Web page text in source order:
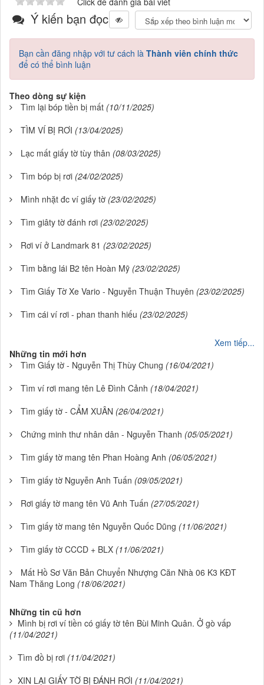
Ý kiến bạn đọc
Bạn cần đăng nhập với tư cách là Thành viên chính thức
để có thể bình luận
Theo dòng sự kiện
Tìm lại bóp tiền bị mất (10/11/2025)
TÌM VÍ BỊ RƠI (13/04/2025)
Lạc mất giấy tờ tùy thân (08/03/2025)
Tìm bóp bị rơi (24/02/2025)
Mình nhặt đc ví giấy tờ (23/02/2025)
Tìm giâty tờ đánh rơi (23/02/2025)
Rơi ví ở Landmark 81 (23/02/2025)
Tìm bằng lái B2 tên Hoàn Mỹ (23/02/2025)
Tìm Giấy Tờ Xe Vario - Nguyễn Thuận Thuyên (23/02/2025)
Tìm cái ví rơi - phan thanh hiếu (23/02/2025)
Xem tiếp...
Những tin mới hơn
Tìm Giấy tờ - Nguyễn Thị Thùy Chung (16/04/2021)
Tìm ví rơi mang tên Lê Đình Cảnh (18/04/2021)
Tìm giấy tờ - CẨM XUÂN (26/04/2021)
Chứng minh thư nhân dân - Nguyễn Thanh (05/05/2021)
Tìm giấy tờ mang tên Phan Hoàng Anh (06/05/2021)
Tìm giấy tờ Nguyễn Anh Tuấn (09/05/2021)
Rơi giấy tờ mang tên Vũ Anh Tuấn (27/05/2021)
Tìm giấy tờ mang tên Nguyễn Quốc Dũng (11/06/2021)
Tìm giấy tờ CCCD + BLX (11/06/2021)
Mất Hồ Sơ Văn Bản Chuyển Nhượng Căn Nhà 06 K3 KĐT
Nam Thăng Long (18/06/2021)
Những tin cũ hơn
Mình bị rơi ví tiền có giấy tờ tên Bùi Minh Quân. Ở gò vấp
(11/04/2021)
Tìm đồ bị rơi (11/04/2021)
XIN LẠI GIẤY TỜ BỊ ĐÁNH RƠI (11/04/2021)